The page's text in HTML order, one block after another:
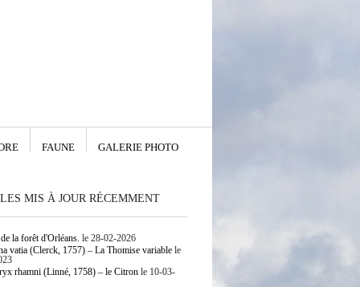
FAUNE GALERIE PHOTO
MIS À JOUR RÉCEMMENT
la forêt d'Orléans. le 28-02-2026
vatia (Clerck, 1757) – La Thomise variablele
rhamni (Linné, 1758) – le Citronle 10-03-